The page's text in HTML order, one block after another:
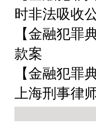
时非法吸收
【金融犯
款案
【金融犯
上海刑事律